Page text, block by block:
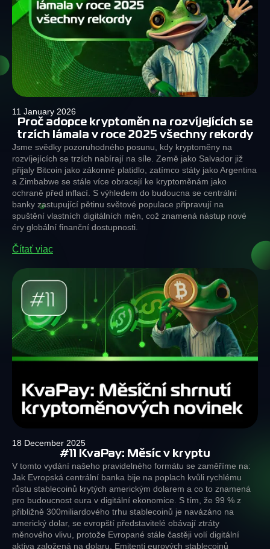
11 January 2026
Proč adopce kryptoměn na rozvíjejících se
trzích lámala v roce 2025 všechny rekordy
Jsme svědky pozoruhodného posunu, kdy kryptoměny na
rozvíjejících se trzích nabírají na síle. Země jako Salvador již
přijaly Bitcoin jako zákonné platidlo, zatímco státy jako Argentina
a Zimbabwe se stále více obracejí ke kryptoměnám jako
ochraně před inflací. S výhledem do budoucna se centrální
banky zastupující pětinu světové populace připravují na
spuštění vlastních digitálních měn, což znamená nástup nové
éry globální finanční dostupnosti.
Čítať viac
18 December 2025
#11 KvaPay: Měsíc v kryptu
V tomto vydání našeho pravidelného formátu se zaměříme na:
Jak Evropská centrální banka bije na poplach kvůli rychlému
růstu stablecoinů krytých americkým dolarem a co to znamená
pro budoucnost eura v digitální ekonomice. S tím, že 99 % z
přibližně 300miliardového trhu stablecoinů je navázáno na
americký dolar, se evropští představitelé obávají ztráty
měnového vlivu, protože Evropané stále častěji volí digitální
aktiva založená na dolaru. Emitenti eurových stablecoinů